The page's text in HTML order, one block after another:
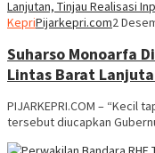
KepriPijarkepri.com2
Suharso Monoarfa
Lintas Barat
PIJARKEPRI.COM – “Kecil
tersebut diucapkan